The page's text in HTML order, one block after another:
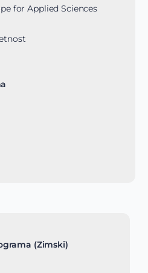
for Applied Sciences
(Zimski)